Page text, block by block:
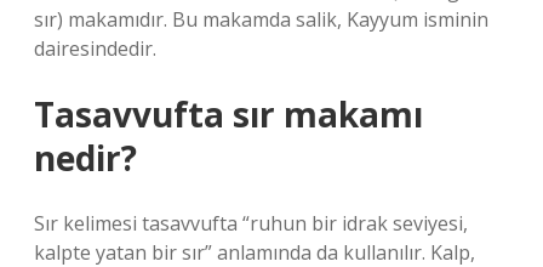
sır) makamıdır. Bu makamda salik, Kayyum isminin
dairesindedir.
Tasavvufta sır makamı
nedir?
Sır kelimesi tasavvufta “ruhun bir idrak seviyesi,
kalpte yatan bir sır” anlamında da kullanılır. Kalp,